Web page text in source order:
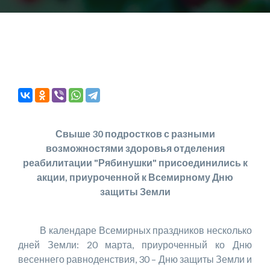
Свыше 30 подростков с разными
возможностями здоровья отделения
реабилитации "Рябинушки" присоединились к
акции, приуроченной к Всемирному Дню
защиты Земли
В календаре Всемирных праздников несколько
дней Земли: 20 марта, приуроченный ко Дню
весеннего равноденствия, 30 – Дню защиты Земли и